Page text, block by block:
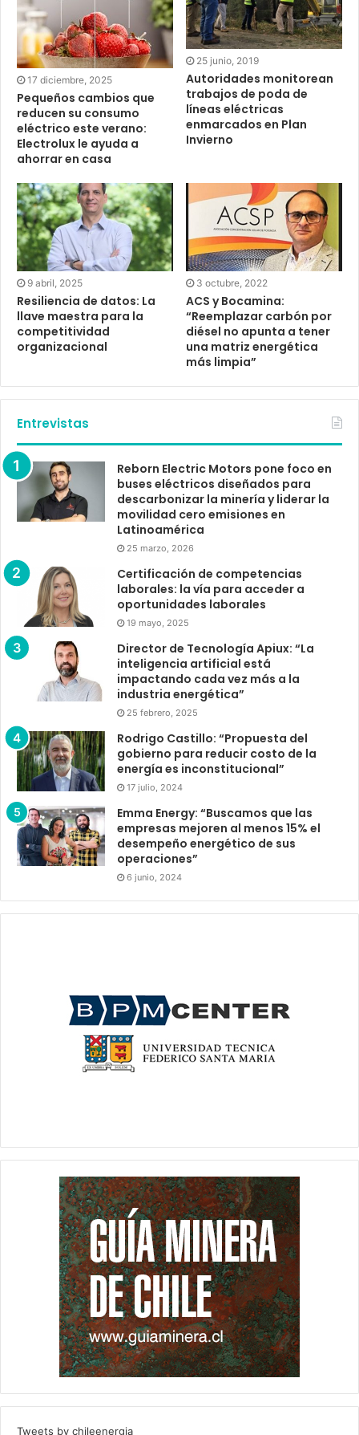
17 diciembre, 2025
Pequeños cambios que
reducen su consumo
eléctrico este verano:
Electrolux le ayuda a
ahorrar en casa
25 junio, 2019
Autoridades monitorean
trabajos de poda de
líneas eléctricas
enmarcados en Plan
Invierno
9 abril, 2025
Resiliencia de datos: La
llave maestra para la
competitividad
organizacional
3 octubre, 2022
ACS y Bocamina:
“Reemplazar carbón por
diésel no apunta a tener
una matriz energética
más limpia”
Entrevistas
Reborn Electric Motors pone foco en
buses eléctricos diseñados para
descarbonizar la minería y liderar la
movilidad cero emisiones en
Latinoamérica
25 marzo, 2026
Certificación de competencias
laborales: la vía para acceder a
oportunidades laborales
19 mayo, 2025
Director de Tecnología Apiux: “La
inteligencia artificial está
impactando cada vez más a la
industria energética”
25 febrero, 2025
Rodrigo Castillo: “Propuesta del
gobierno para reducir costo de la
energía es inconstitucional”
17 julio, 2024
Emma Energy: “Buscamos que las
empresas mejoren al menos 15% el
desempeño energético de sus
operaciones”
6 junio, 2024
Tweets by chileenergia